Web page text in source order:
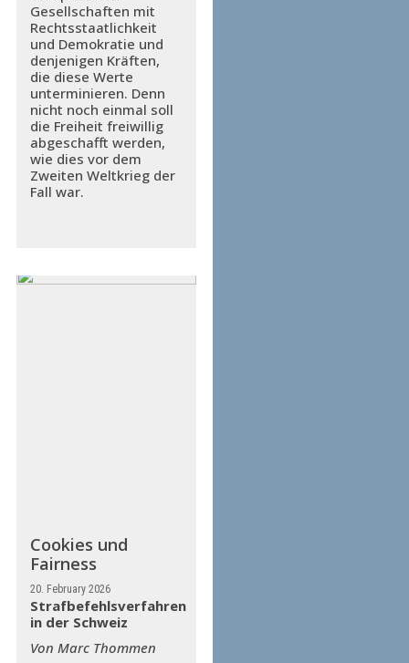
Gesellschaften mit
Rechtsstaatlichkeit
und Demokratie und
denjenigen Kräften,
die diese Werte
unterminieren. Denn
nicht noch einmal soll
die Freiheit freiwillig
abgeschafft werden,
wie dies vor dem
Zweiten Weltkrieg der
Fall war.
Cookies und
Fairness
20. February 2026
Strafbefehlsverfahren
in der Schweiz
Von Marc Thommen